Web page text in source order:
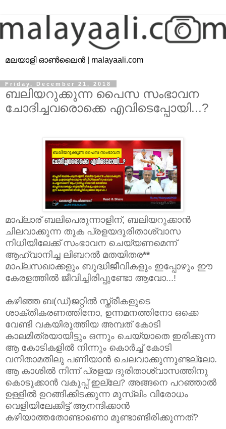
മലയാളി ഓൺലൈൻ | malayaali.com
Friday, December 21, 2018
ബലിയറുക്കുന്ന പൈസ സംഭാവന
ചോദിച്ചവരൊക്കെ എവിടെപ്പോയി...?
മാപ്ലാര് ബലിപെരുന്നാളിന്, ബലിയറുക്കാൻ
ചിലവാക്കുന്ന തുക പ്രളയദുരിതാശ്വാസ
നിധിയിലേക്ക് സംഭാവന ചെയ്യണമെന്ന്
ആഹ്വാനിച്ച ലിബറൽ മതയിതര**
മാപ്ലസഖാക്കളും ബുദ്ധിജീവികളും ഇപ്പോഴും ഈ
കേരളത്തിൽ ജീവിച്ചിരിപ്പുണ്ടോ ആവോ...!
കഴിഞ്ഞ ബ(ഡ്)ജറ്റിൽ സ്ത്രീകളുടെ
ശാക്തീകരണത്തിനോ, ഉന്നമനത്തിനോ ഒക്കെ
വേണ്ടി വകയിരുത്തിയ അമ്പത് കോടി
കാലമിത്രയായിട്ടും ഒന്നും ചെയ്യാതെ ഇരിക്കുന്ന
ആ കോടികളിൽ നിന്നും കൊർച്ച് കോടി
വനിതാമതിലു പണിയാൻ ചെലവാക്കുന്നുണ്ടല്ലോ.
ആ കാശിൽ നിന്ന് പ്രളയ ദുരിതാശ്വാസത്തിനു
കൊടുക്കാൻ വകുപ്പ് ഇല്ലേ? അങ്ങനെ പറഞ്ഞാൽ
ഉള്ളിൽ ഉറങ്ങിക്കിടക്കുന്ന മുസ്‌ലിം വിരോധം
വെളിയിലേക്കിട്ട് ആനന്ദിക്കാൻ
കഴിയാത്തതോണ്ടാണൊ മുണ്ടാണ്ടിരിക്കുന്നത്?